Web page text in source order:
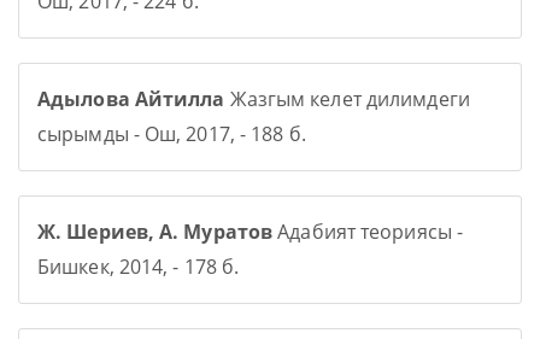
Адылова Айтилла Жазгым келет дилимдеги
сырымды - Ош, 2017, - 188 б.
Ж. Шериев, А. МуратовАдабият теориясы -
Бишкек, 2014, - 178 б.